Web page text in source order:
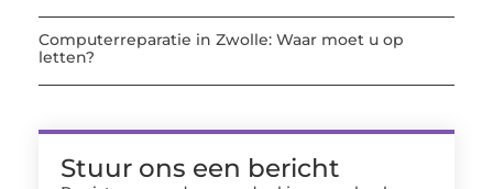
Computerreparatie in Zwolle: Waar moet u op
letten?
Stuur ons een bericht